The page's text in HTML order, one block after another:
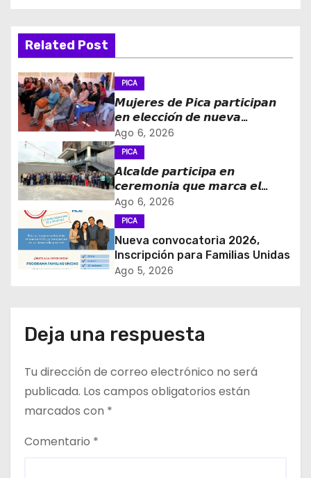
a
c
i
ó
n
d
e
e
r
a
d
Related Post
PICA
𝙈𝙪𝙟𝙚𝙧𝙚𝙨 𝙙𝙚 𝙋𝙞𝙘𝙖 𝙥𝙖𝙧𝙩𝙞𝙘𝙞𝙥𝙖𝙣
𝙚𝙣 𝙚𝙡𝙚𝙘𝙘𝙞𝙤́𝙣 𝙙𝙚 𝙣𝙪𝙚𝙫𝙖
𝙙𝙞𝙧𝙚𝙘𝙩𝙞𝙫𝙖 𝙙𝙚 𝙡𝙖 𝙈𝙚𝙨𝙖 𝙙𝙚 𝙡𝙖
𝙈𝙪𝙟𝙚𝙧 𝙍𝙪𝙧𝙖𝙡 𝙚 𝙄𝙣𝙙𝙞́𝙜𝙚𝙣𝙖
Ago 6, 2026
PICA
𝘼𝙡𝙘𝙖𝙡𝙙𝙚 𝙥𝙖𝙧𝙩𝙞𝙘𝙞𝙥𝙖 𝙚𝙣
𝙘𝙚𝙧𝙚𝙢𝙤𝙣𝙞𝙖 𝙦𝙪𝙚 𝙢𝙖𝙧𝙘𝙖 𝙚𝙡
𝙞𝙣𝙜𝙧𝙚𝙨𝙤 𝙙𝙚 𝙚𝙜𝙧𝙚𝙨𝙖𝙙𝙤𝙨 𝙙𝙚𝙡
𝙇𝙞𝙘𝙚𝙤 𝘽𝙞𝙘𝙚𝙣𝙩𝙚𝙣𝙖𝙧𝙞𝙤 𝙋𝙖𝙙𝙧𝙚
𝘼𝙡𝙗𝙚𝙧𝙩𝙤 𝙃𝙪𝙧𝙩𝙖𝙙𝙤 𝙙𝙚 𝙋𝙞𝙘𝙖 𝙖 𝙡𝙖
𝙞𝙣𝙙𝙪𝙨𝙩𝙧𝙞𝙖 𝙢𝙞𝙣𝙚𝙧𝙖
Ago 6, 2026
PICA
Nueva convocatoria 2026,
Inscripción para Familias Unidas
Ago 5, 2026
Deja una respuesta
Tu dirección de correo electrónico no será
publicada. Los campos obligatorios están
marcados con *
Comentario *